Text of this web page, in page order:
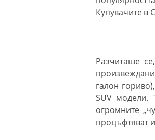
Купувачите в
Разчиташе
галон
SUV модели.
огромните
процъфтяват